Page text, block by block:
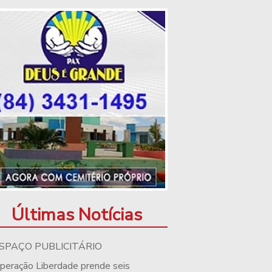
Últimas Notícias
PUBLICITÁRIO
Liberdade prende seis